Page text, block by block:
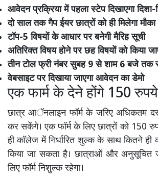
आवेदन प्रक्रिया में पहला स्टेप दिखाएगा दिशा-
दो साल तक गैप ईयर छात्रों को ही मिलेगा मौका
टॉप-5 विषयों के आधार पर बनेगी मैरिह सूची
अतिरिक्त विषय होने पर छह विषयों को किया
तीन टोल फ्री नंबर सुबह 9 से शाम 6 बजे तक
वेबसाइट पर दिखाया जाएगा आवेदन का डेमो
एक फार्म के देने होंगे 150 रुपये
छात्र आॅनलाइन फॉर्म के जरिए अधिकतम
कर सकेंगे। एक फॉर्म के लिए छात्रों को 150
ही कॉलेज में निर्धारित शुल्क के साथ कितने ही
किया जा सकता है। छात्राओं और
लिए फॉर्म निशुल्क रहेगा।